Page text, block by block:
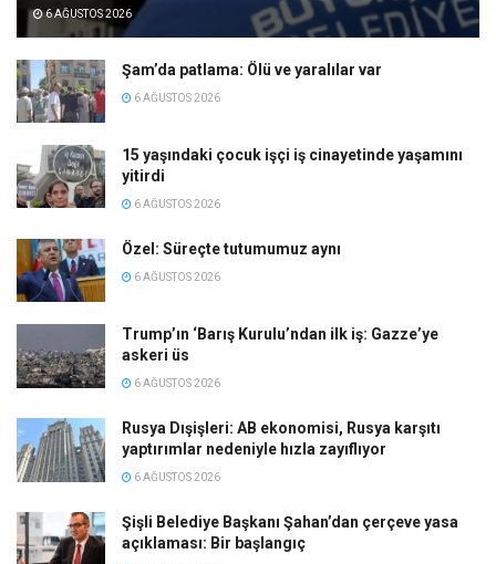
6 AĞUSTOS 2026
Şam’da patlama: Ölü ve yaralılar var
6 AĞUSTOS 2026
15 yaşındaki çocuk işçi iş cinayetinde yaşamını
yitirdi
6 AĞUSTOS 2026
Özel: Süreçte tutumumuz aynı
6 AĞUSTOS 2026
Trump’ın ‘Barış Kurulu’ndan ilk iş: Gazze’ye
askeri üs
6 AĞUSTOS 2026
Rusya Dışişleri: AB ekonomisi, Rusya karşıtı
yaptırımlar nedeniyle hızla zayıflıyor
6 AĞUSTOS 2026
Şişli Belediye Başkanı Şahan’dan çerçeve yasa
açıklaması: Bir başlangıç